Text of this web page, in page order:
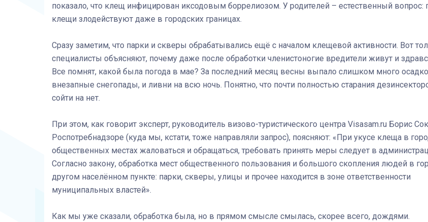
показало, что клещ инфицирован иксодовым боррелиозом. У родителей – естественный вопрос:
клещи злодействуют даже в городских границах.
Сразу заметим, что парки и скверы обрабатывались ещё с началом клещевой активности. Вот
специалисты объясняют, почему даже после обработки членистоногие вредители живут и
Все помнят, какой была погода в мае? За последний месяц весны выпало слишком много
внезапные снегопады, и ливни на всю ночь. Понятно, что почти полностью старания
сойти на нет.
При этом, как говорит эксперт, руководитель визово-туристического центра Visasam.ru Борис
Роспотребнадзоре (куда мы, кстати, тоже направляли запрос), поясняют: «При укусе клеща в
общественных местах жаловаться и обращаться, требовать принять меры следует в
Согласно закону, обработка мест общественного пользования и большого скопления людей в
другом населённом пункте: парки, скверы, улицы и прочее находится в зоне ответственности
муниципальных властей».
Как мы уже сказали, обработка была, но в прямом смысле смылась, скорее всего, дождями.
Штурмовик
Коробов после